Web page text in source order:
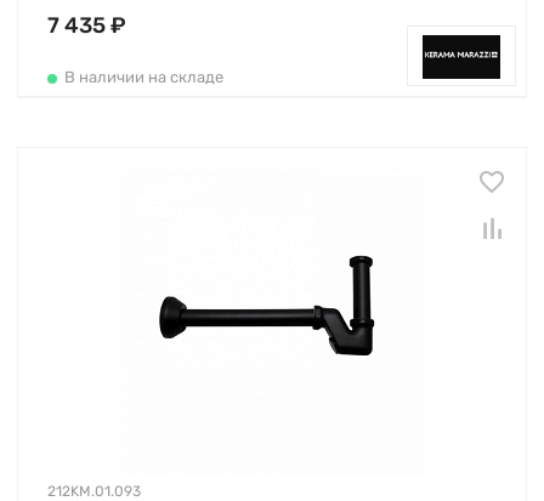
7 435 ₽
В наличии на складе
212KM.01.093